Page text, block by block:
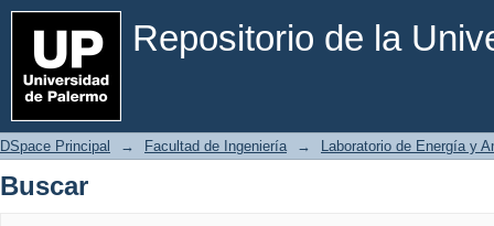
Repositorio de la
Buscar
DSpace Principal → Facultad de Ingeniería → Laboratorio de Energía y
Buscar